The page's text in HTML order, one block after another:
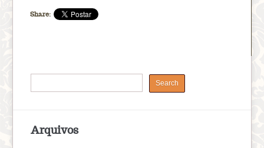
Share:
Arquivos